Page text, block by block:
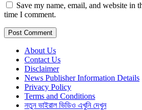
Save my name, email, and website in
time I comment.
About Us
Contact Us
Disclaimer
News Publisher Information Details
Privacy Policy
Terms and Conditions
নতুন ভাইরাল ভিডিও এখুনি দেখুন